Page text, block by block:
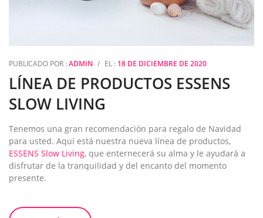
PUBLICADO POR :ADMIN / EL : 18 DE DICIEMBRE DE 2020
LÍNEA DE PRODUCTOS ESSENS
SLOW LIVING
Tenemos una gran recomendación para regalo de Navidad
para usted. Aquí está nuestra nueva línea de productos,
ESSENS Slow Living, que enternecerá su alma y le ayudará a
disfrutar de la tranquilidad y del encanto del momento
presente.